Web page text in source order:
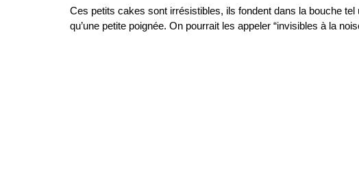
Ces petits cakes sont irrésistibles, ils fondent dans la bouche
qu’une petite poignée. On pourrait les appeler “invisibles à la